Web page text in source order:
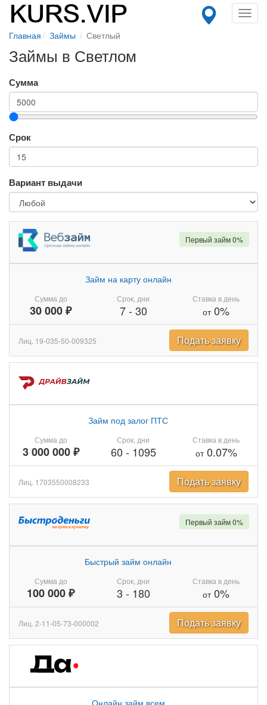
Главная Займы Светлый
Займы в Светлом
Сумма
Срок
Вариант выдачи
Сумма до
30 000 ₽
Займ на карту онлайн
Срок, дни
7- 30
Ставка в день
от0%
Первый займ 0%
Лиц. 19-035-50-009325 Подать заявку
Сумма до
3 000 000 ₽
Займ под залог ПТС
Срок, дни
60 - 1095
Ставка в день
от0.07%
Лиц. 1703550008233 Подать заявку
Сумма до
100 000 ₽
Быстрый займ онлайн
Срок, дни
3 - 180
Ставка в день
от0%
Первый займ 0%
Лиц. 2-11-05-73-000002 Подать заявку
Онлайн займ всем